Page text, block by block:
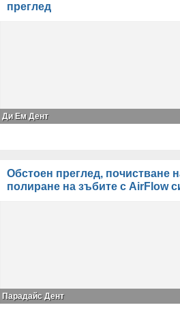
преглед
Ди Ем Дент
Обстоен преглед, почистване
полиране на зъбите с AirFlow
Парадайс Дент